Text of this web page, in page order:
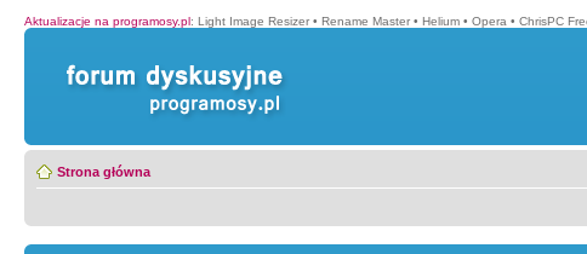
Aktualizacje na programosy.pl: Light Image Resizer • Rename Master • Helium • Opera • ChrisPC
Strona główna